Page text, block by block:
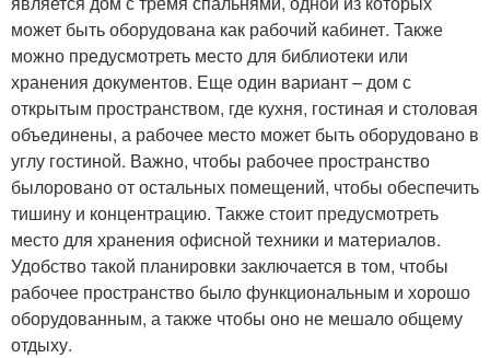
может быть оборудована как рабочий кабинет. Также
можно предусмотреть место для библиотеки или
хранения документов. Еще один вариант – дом с
открытым пространством, где кухня, гостиная и столовая
объединены, а рабочее место может быть оборудовано в
углу гостиной. Важно, чтобы рабочее пространство
былоровано от остальных помещений, чтобы обеспечить
тишину и концентрацию. Также стоит предусмотреть
место для хранения офисной техники и материалов.
Удобство такой планировки заключается в том, чтобы
рабочее пространство было функциональным и хорошо
оборудованным, а также чтобы оно не мешало общему
отдыху.